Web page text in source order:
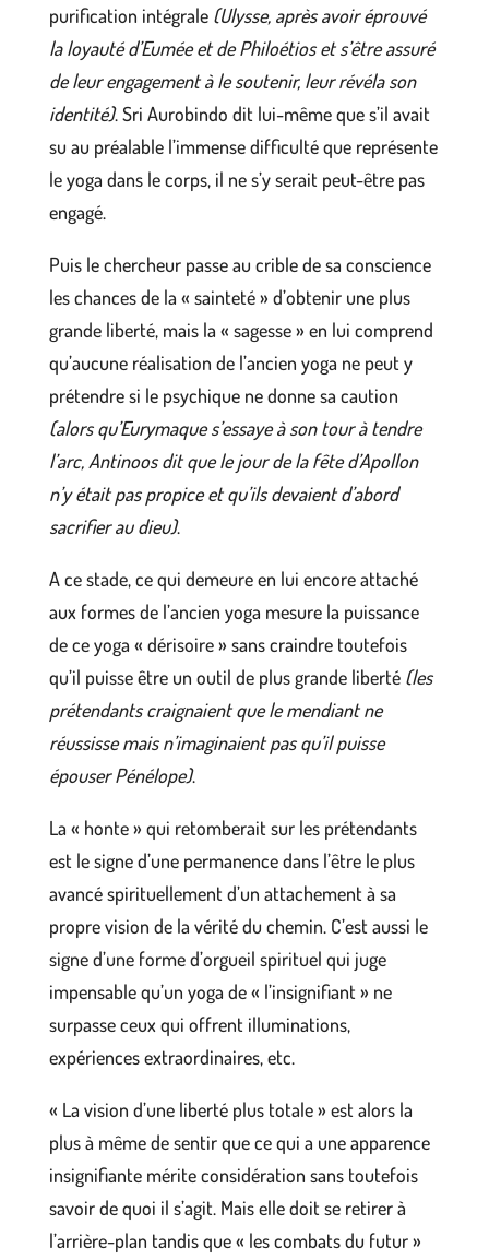
purification intégrale (Ulysse, après avoir éprouvé
la loyauté d’Eumée et de Philoétios et s’être assuré
de leur engagement à le soutenir, leur révéla son
identité). Sri Aurobindo dit lui-même que s’il avait
su au préalable l’immense difficulté que représente
le yoga dans le corps, il ne s’y serait peut-être pas
engagé.
Puis le chercheur passe au crible de sa conscience
les chances de la « sainteté » d’obtenir une plus
grande liberté, mais la « sagesse » en lui comprend
qu’aucune réalisation de l’ancien yoga ne peut y
prétendre si le psychique ne donne sa caution
(alors qu’Eurymaque s’essaye à son tour à tendre
l’arc, Antinoos dit que le jour de la fête d’Apollon
n’y était pas propice et qu’ils devaient d’abord
sacrifier au dieu).
A ce stade, ce qui demeure en lui encore attaché
aux formes de l’ancien yoga mesure la puissance
de ce yoga « dérisoire » sans craindre toutefois
qu’il puisse être un outil de plus grande liberté (les
prétendants craignaient que le mendiant ne
réussisse mais n’imaginaient pas qu’il puisse
épouser Pénélope).
La « honte » qui retomberait sur les prétendants
est le signe d’une permanence dans l’être le plus
avancé spirituellement d’un attachement à sa
propre vision de la vérité du chemin. C’est aussi le
signe d’une forme d’orgueil spirituel qui juge
impensable qu’un yoga de « l’insignifiant » ne
surpasse ceux qui offrent illuminations,
expériences extraordinaires, etc.
« La vision d’une liberté plus totale » est alors la
plus à même de sentir que ce qui a une apparence
insignifiante mérite considération sans toutefois
savoir de quoi il s’agit. Mais elle doit se retirer à
l’arrière-plan tandis que « les combats du futur »